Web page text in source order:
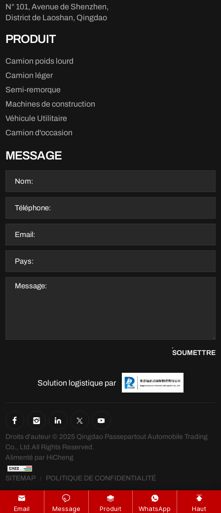
N° 101, Avenue de Shenzhen,
District de Laoshan, Qingdao
PRODUIT
Camion poids lourd
Camion léger
Semi-remorque
Machines de construction
Véhicule Utilitaire
Camion d'occasion
MESSAGE
SOUMETTRE
Solution logistique par
Droits d'auteur © 2025 Qingdao Passepartout Automobile Trading
Co., Ltd.All Rights Reserved.
Alimenté par HiCheng
SITEMAP
POLITIQUE DE CONFIDENTIALITÉ
Email Message Produit WhatsApp Haut